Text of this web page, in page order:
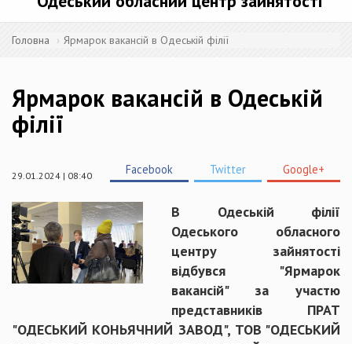
Головна Ярмарок вакансій в Одеській філії
Ярмарок вакансій в Одеській
філії
29.01.2024 | 08:40 Facebook Twitter Google+
В Одеській філії
Одеського обласного
центру зайнятості
відбувся "Ярмарок
вакансій" за участю
представників ПРАТ
"ОДЕСЬКИЙ КОНЬЯЧНИЙ ЗАВОД", ТОВ "ОДЕСЬКИЙ